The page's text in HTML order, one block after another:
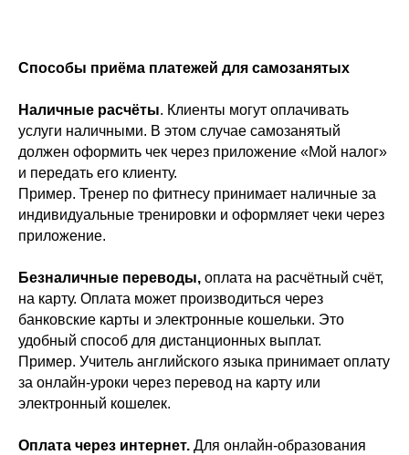
Способы приёма платежей для самозанятых
Наличные расчёты. Клиенты могут оплачивать
услуги наличными. В этом случае самозанятый
должен оформить чек через приложение «Мой налог»
и передать его клиенту.
Пример. Тренер по фитнесу принимает наличные за
индивидуальные тренировки и оформляет чеки через
приложение.
Безналичные переводы, оплата на расчётный счёт,
на карту. Оплата может производиться через
банковские карты и электронные кошельки. Это
удобный способ для дистанционных выплат.
Пример. Учитель английского языка принимает оплату
за онлайн-уроки через перевод на карту или
электронный кошелек.
Оплата через интернет. Для онлайн-образования